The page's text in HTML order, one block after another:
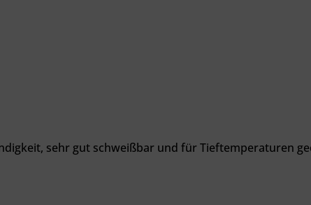
sehr gut schweißbar und für Tieftemperaturen